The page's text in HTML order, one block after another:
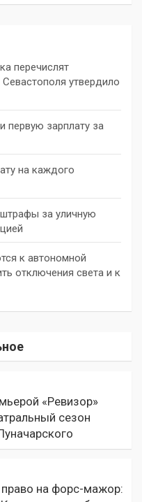
перечислят
утвердило
первую зарплату за
на каждого
за уличную
к автономной
отключения света и к
«Ревизор»
сезон
на форс-мажор: